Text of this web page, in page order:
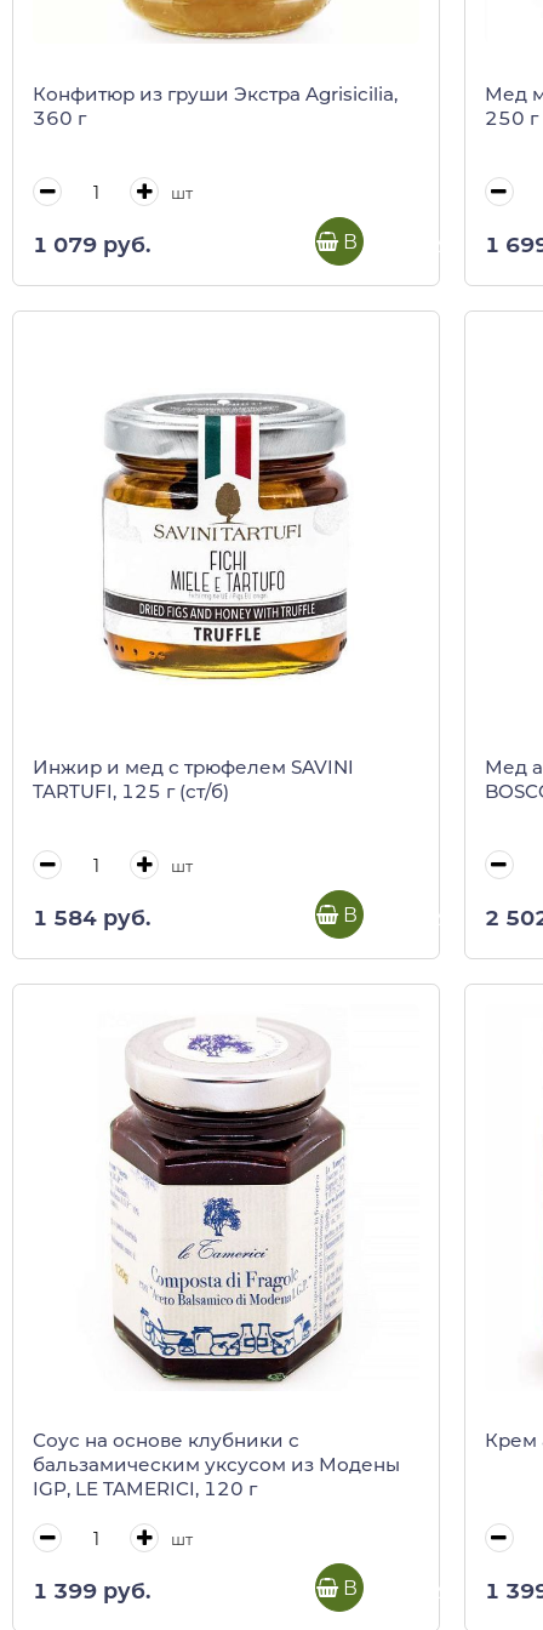
Конфитюр из груши Экстра Agrisicilia,
360 г
шт
1 079 руб. В корзину
Мед
250 г
1
Инжир и мед с трюфелем SAVINI
TARTUFI, 125 г (ст/б)
шт
1 584 руб. В корзину
Мед
2
Соус на основе клубники с
бальзамическим уксусом из Модены
IGP, LE TAMERICI, 120 г
шт
1 399 руб. В корзину
Крем
1